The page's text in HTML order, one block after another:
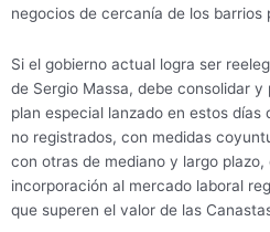
negocios de cercanía de los barrios
Si el gobierno actual logra ser
de Sergio Massa, debe consolidar
plan especial lanzado en estos
no registrados, con medidas
con otras de mediano y largo plazo,
incorporación al mercado laboral
que superen el valor de las